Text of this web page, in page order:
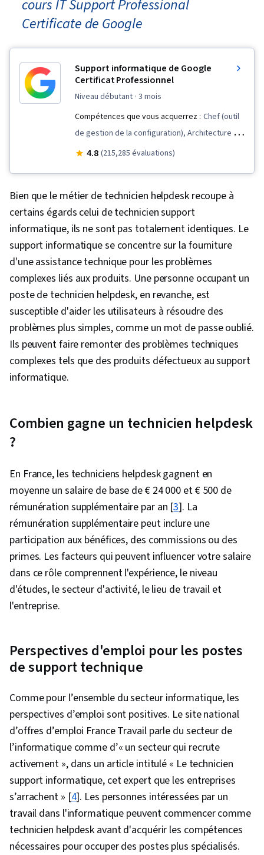
cours IT Support Professional
Certificate de Google
Support informatique de Google
Certificat Professionnel
niveau débutant · 3 mois
Compétences que vous acquerrez : Chef (outil
de gestion de la configuration), Architecture de
la sécurité informatique, Gestion des paquets
Automatisation des technologies de
l'information, Compétences en matière
d'entretien, Administration des systèmes
d'exploitation, Mise en réseau générale,
Assistance bureautique, Infrastructure
informatique, TCP/IP, Contrôle des versions,
Administration des systèmes, Ruby (Langage
de programmation), Git (système de contrôle
de version), Dépannage du réseau, Présence
sur le web, Réseaux informatiques,
Administration des réseaux, Développement
générative, Protocoles d'accès aux annuaires
nuage, Informatique en nuage, Serveurs,
Conseil technique, Infrastructure de réseau,
Gestion de l'informatique en nuage,
Infrastructure en nuage, Stockage des
données, Configuration du système, Cryptage,
Autorisation (informatique), Sensibilisation à la
sécurité, Cyber-attaques, Authentifications,
Cryptographie, Pare-feu, Stratégie de sécurité,
Gestion de la sécurité, Sécurité des
applications, Cybersécurité, Sensibilisation à la
sécurité informatique, Gestion des menaces,
Sécurité des données, Commandes Linux,
Systèmes de fichiers, Gestion des processus
du système d'exploitation, Systèmes d'accès à
distance, Surveillance du système, Comptes
d'utilisateurs, Installation du logiciel, Systèmes
d'exploitation, Gestion des fichiers, Microsoft
Windows, Interface de ligne de commande,
Linux, Soutien au système, Provisionnement
des utilisateurs, Administration Linux,
Assistance et services techniques, Support
4.8 (215,285 évaluations)
Bien que le métier de technicien helpdesk recoupe à
certains égards celui de technicien support
informatique, ils ne sont pas totalement identiques. Le
support informatique se concentre sur la fourniture
d'une assistance technique pour les problèmes
complexes liés aux produits. Une personne occupant un
poste de technicien helpdesk, en revanche, est
susceptible d'aider les utilisateurs à résoudre des
problèmes plus simples, comme un mot de passe oublié.
Ils peuvent faire remonter des problèmes techniques
complexes tels que des produits défectueux au support
informatique.
Combien gagne un technicien helpdesk
?
En France, les techniciens helpdesk gagnent en
moyenne un salaire de base de € 24 000 et € 500 de
rémunération supplémentaire par an [3]. La
rémunération supplémentaire peut inclure une
participation aux bénéfices, des commissions ou des
primes. Les facteurs qui peuvent influencer votre salaire
dans ce rôle comprennent l'expérience, le niveau
d'études, le secteur d'activité, le lieu de travail et
l'entreprise.
Perspectives d'emploi pour les postes
de support technique
Comme pour l’ensemble du secteur informatique, les
perspectives d’emploi sont positives. Le site national
d’offres d’emploi France Travail parle du secteur de
l’informatique comme d’« un secteur qui recrute
activement », dans un article intitulé « Le technicien
support informatique, cet expert que les entreprises
s’arrachent » [4]. Les personnes intéressées par un
travail dans l'informatique peuvent commencer comme
technicien helpdesk avant d'acquérir les compétences
nécessaires pour occuper des postes plus spécialisés.